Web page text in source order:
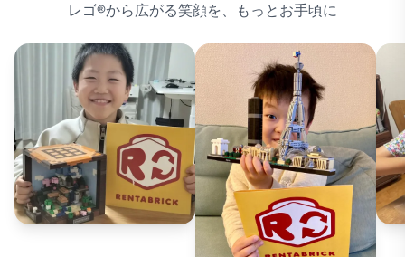
レゴ®から広がる笑顔を、もっとお手頃に